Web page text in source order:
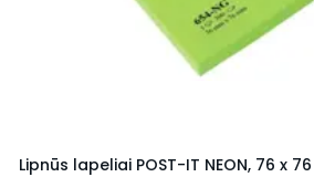
Lipnūs lapeliai POST-IT NEON, 76 x